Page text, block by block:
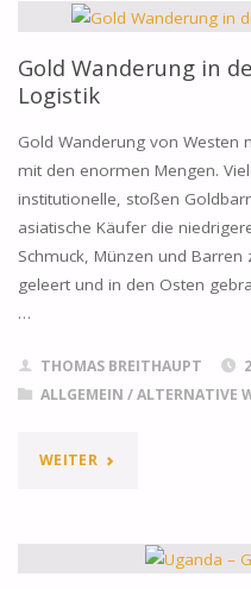
DIE
WELTWEITE
GOLDNACHFRAGE
MIT
REKORDKÄUFEN"
Gold Wanderung in
Logistik
Gold Wanderung von Westen
mit den enormen Mengen.
institutionelle, stoßen
asiatische Käufer die
Schmuck, Münzen und
geleert und in den Osten
…
THOMAS BREITHAUPT
ALLGEMEIN /ALTERNATIVE
WEITER"GOLD